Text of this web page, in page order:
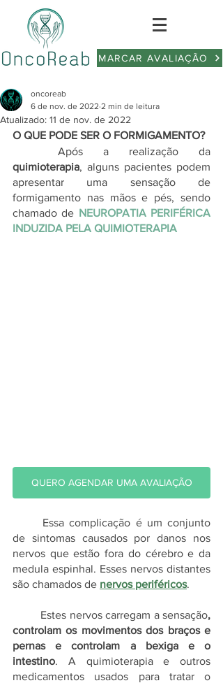
MARCAR AVALIAÇÃO
oncoreab
6 de nov. de 2022 2 min de leitura
Atualizado: 11 de nov. de 2022
O QUE PODE SER O FORMIGAMENTO?
quimioterapia, alguns pacientes podem
apresentar uma sensação de
formigamento nas mãos e pés, sendo
chamado de NEUROPATIA PERIFÉRICA
INDUZIDA PELA QUIMIOTERAPIA
QUERO AGENDAR UMA AVALIAÇÃO
de sintomas causados ​​por danos nos
nervos que estão fora do cérebro e da
medula espinhal. Esses nervos distantes
são chamados de nervos periféricos.
	Estes nervos carregam a
sensação,
controlam os movimentos dos braços e
pernas e controlam a bexiga e o
intestino. A quimioterapia e outros
medicamentos usados ​​para tratar o